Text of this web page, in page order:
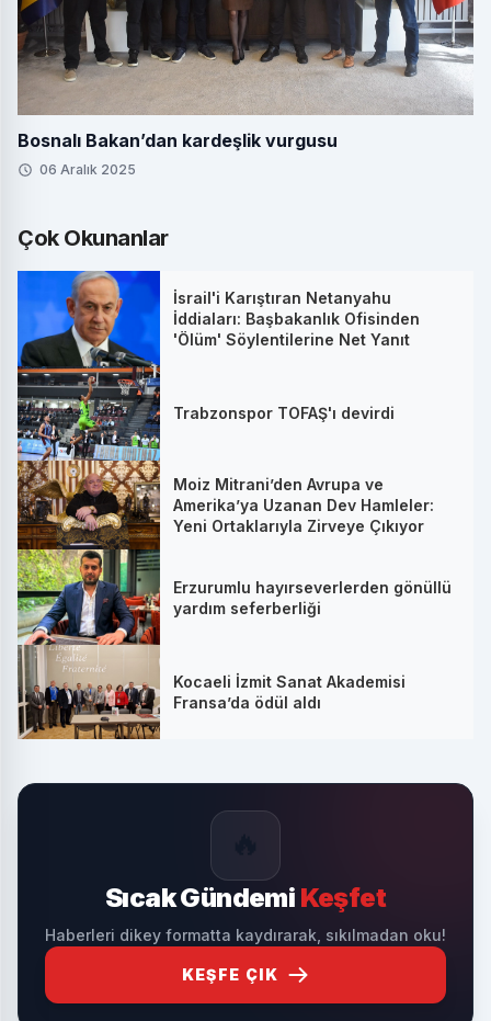
Bosnalı Bakan’dan kardeşlik vurgusu
06 Aralık 2025
Çok Okunanlar
İsrail'i Karıştıran Netanyahu
İddiaları: Başbakanlık Ofisinden
'Ölüm' Söylentilerine Net Yanıt
Trabzonspor TOFAŞ'ı devirdi
Moiz Mitrani’den Avrupa ve
Amerika’ya Uzanan Dev Hamleler:
Yeni Ortaklarıyla Zirveye Çıkıyor
Erzurumlu hayırseverlerden gönüllü
yardım seferberliği
Kocaeli İzmit Sanat Akademisi
Fransa’da ödül aldı
Sıcak Gündemi Keşfet
Haberleri dikey formatta kaydırarak, sıkılmadan oku!
KEŞFE ÇIK